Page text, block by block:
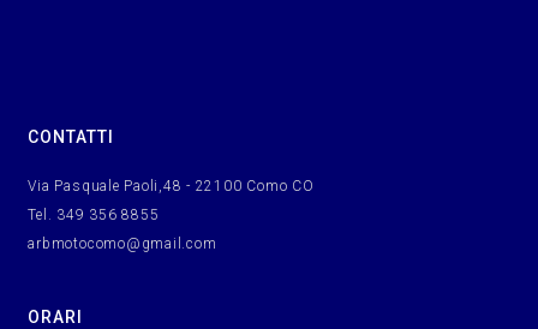
CONTATTI
Via Pasquale Paoli,48 - 22100 Como CO
Tel. 349 356 8855
arbmotocomo@gmail.com
ORARI